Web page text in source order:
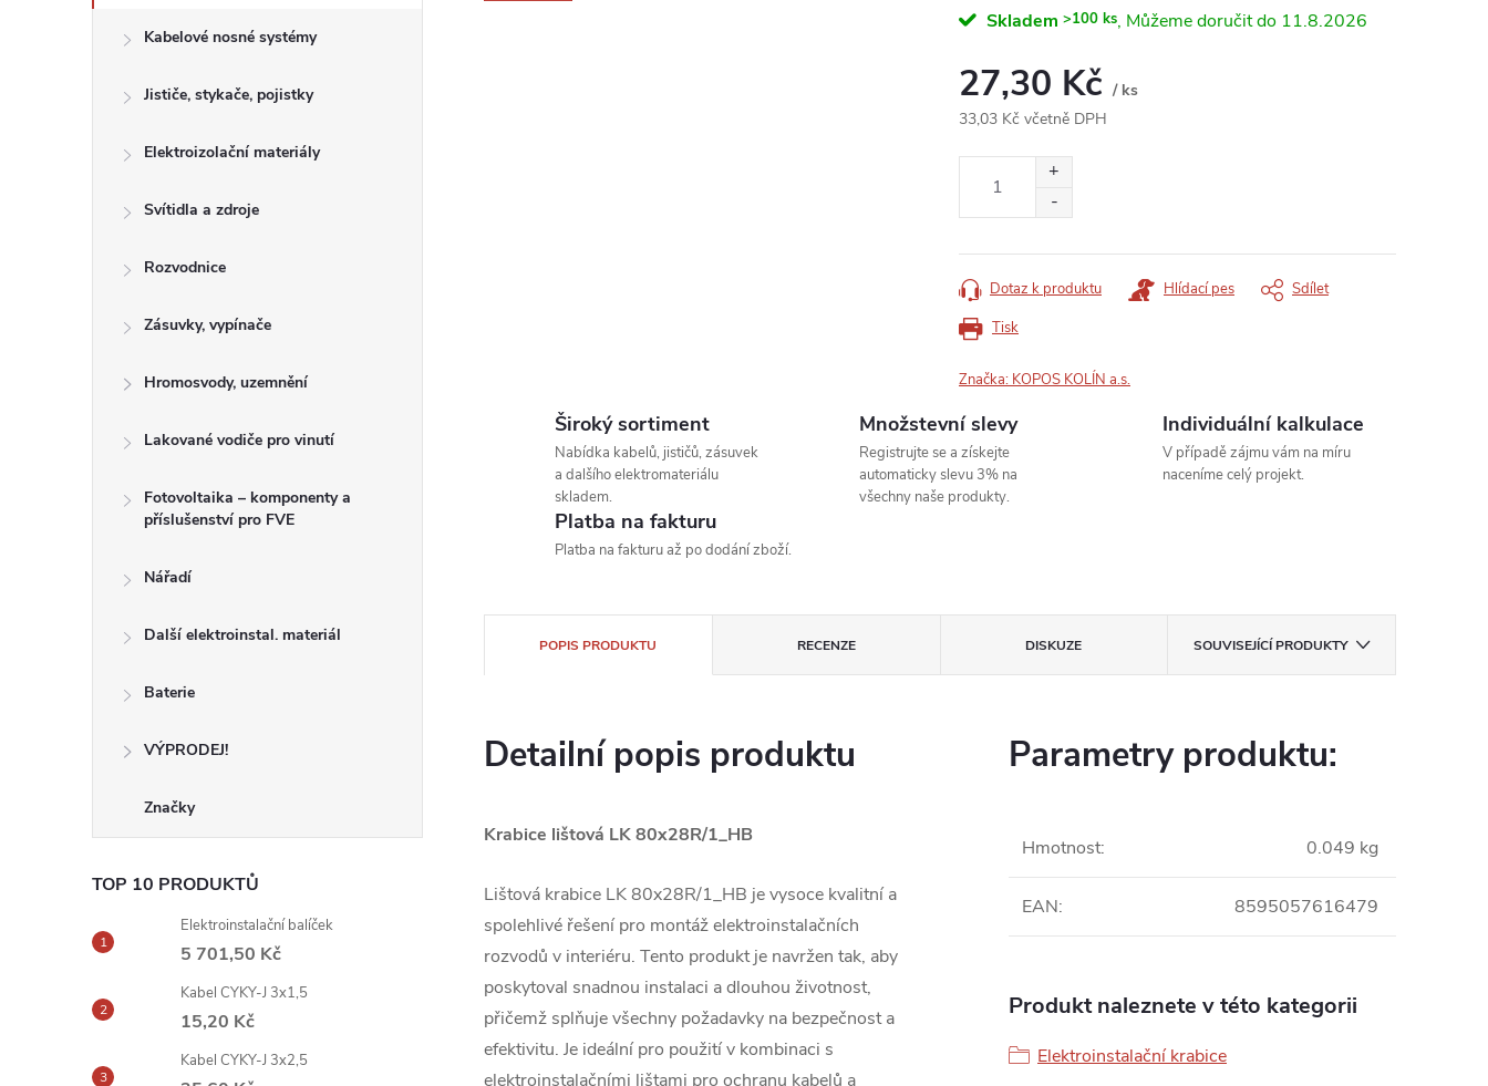
Kabelové nosné systémy
Jističe, stykače, pojistky
Elektroizolační materiály
Svítidla a zdroje
Rozvodnice
Zásuvky, vypínače
Hromosvody, uzemnění
Lakované vodiče pro vinutí
Fotovoltaika – komponenty a
příslušenství pro FVE
Nářadí
Další elektroinstal. materiál
Baterie
VÝPRODEJ!
Značky
TOP 10 PRODUKTŮ
Elektroinstalační balíček
5 701,50 Kč
Kabel CYKY-J 3x1,5
15,20 Kč
Kabel CYKY-J 3x2,5
Skladem >100 ks 11.8.2026
27,30 Kč / ks
33,03 Kč včetně DPH
Tisk
Dotaz k produktu Hlídací pes Sdílet
Značka: KOPOS KOLÍN a.s.
Široký sortiment
Nabídka kabelů, jističů, zásuvek
a dalšího elektromateriálu
skladem.
Množstevní slevy
Registrujte se a získejte
automaticky slevu 3% na
všechny naše produkty.
Individuální kalkulace
V případě zájmu vám na míru
naceníme celý projekt.
Platba na fakturu
Platba na fakturu až po dodání zboží.
POPIS PRODUKTU RECENZE DISKUZE SOUVISEJÍCÍ PRODUKTY
Detailní popis produktu
Krabice lištová LK 80x28R/1_HB
Lištová krabice LK 80x28R/1_HB je vysoce kvalitní a
spolehlivé řešení pro montáž elektroinstalačních
rozvodů v interiéru. Tento produkt je navržen tak, aby
poskytoval snadnou instalaci a dlouhou životnost,
přičemž splňuje všechny požadavky na bezpečnost a
efektivitu. Je ideální pro použití v kombinaci s
elektroinstalačními lištami pro ochranu kabelů a
Parametry produktu:
Hmotnost: 0.049 kg
EAN: 8595057616479
Produkt naleznete v této kategorii
Elektroinstalační krabice